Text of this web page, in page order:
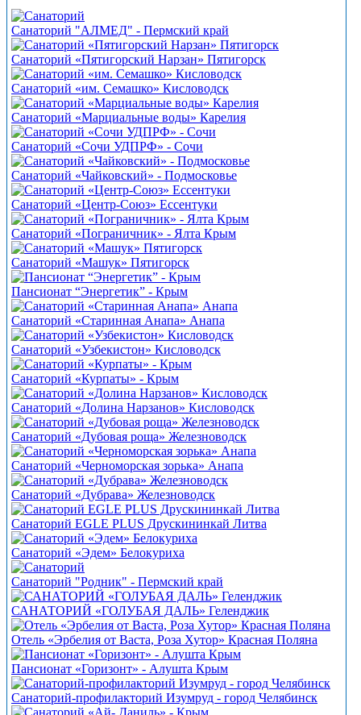
Санаторий "АЛМЕД" - Пермский край
Санаторий «Пятигорский Нарзан» Пятигорск
Санаторий «им. Семашко» Кисловодск
Санаторий «Марциальные воды» Карелия
Санаторий «Сочи УДПРФ» - Сочи
Санаторий «Чайковский» - Подмосковье
Санаторий «Центр-Союз» Ессентуки
Санаторий «Пограничник» - Ялта Крым
Санаторий «Машук» Пятигорск
Пансионат “Энергетик” - Крым
Санаторий «Старинная Анапа» Анапа
Санаторий «Узбекистон» Кисловодск
Санаторий «Курпаты» - Крым
Санаторий «Долина Нарзанов» Кисловодск
Санаторий «Дубовая роща» Железноводск
Санаторий «Черноморская зорька» Анапа
Санаторий «Дубрава» Железноводск
Санаторий EGLE PLUS Друскининкай Литва
Санаторий «Эдем» Белокуриха
Санаторий "Родник" - Пермский край
САНАТОРИЙ «ГОЛУБАЯ ДАЛЬ» Геленджик
Отель «Эрбелия от Васта, Роза Хутор» Красная Поляна
Пансионат «Горизонт» - Алушта Крым
Санаторий-профилакторий Изумруд - город Челябинск